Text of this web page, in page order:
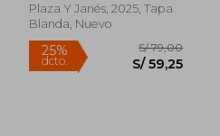
Plaza Y Janés, 2025, Tapa
Blanda, Nuevo